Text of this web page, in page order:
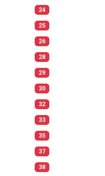
24
25
26
28
29
30
32
33
35
37
38